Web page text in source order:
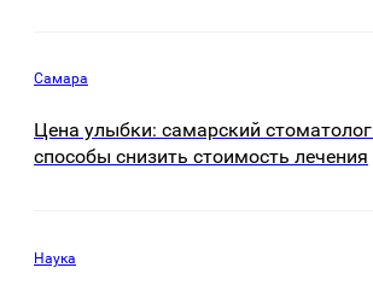
Самара
Цена улыбки: самарский
способы снизить стоимость лечения
Наука